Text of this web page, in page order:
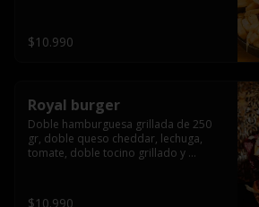
$10.990
Royal burger
Doble hamburguesa grillada de 250
gr, doble queso cheddar, lechuga,
tomate, doble tocino grillado y
salsa de queso cheddar.
$10.990